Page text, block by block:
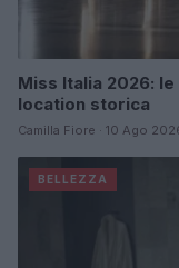
Miss Italia 2026:
location storica
Camilla Fiore · 10 Ago
BELLEZZA